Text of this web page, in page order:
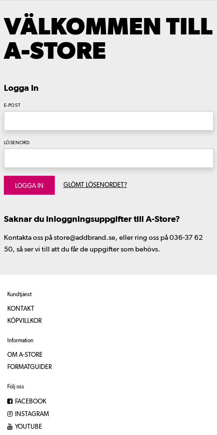
VÄLKOMMEN TILL
A-STORE
Logga In
E-POST
LÖSENORD
LOGGA IN GLÖMT LÖSENORDET?
Saknar du inloggningsuppgifter till A-Store?
Kontakta oss på store@addbrand.se, eller ring oss på 036-37 62
50, så ser vi till att du får de uppgifter som behövs.
Kundtjänst
KONTAKT
KÖPVILLKOR
Information
OM A-STORE
FORMATGUIDER
Följ oss
FACEBOOK
INSTAGRAM
YOUTUBE